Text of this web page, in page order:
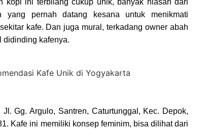
kopi ini terbilang cukup unik, banyak hiasan dari
yang pernah datang kesana untuk menikmati
kafe. Dan juga mural, terkadang owner abah
didinding kafenya.
Gg. Argulo, Santren, Caturtunggal, Kec. Depok,
Kafe ini memiliki konsep feminim, bisa dilihat dari